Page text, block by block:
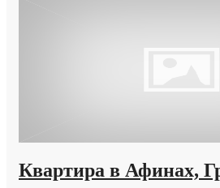
Квартира в Афинах,